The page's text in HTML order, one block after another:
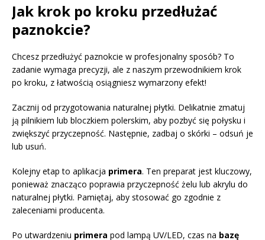
Jak krok po kroku przedłużać
paznokcie?
Chcesz przedłużyć paznokcie w profesjonalny sposób? To
zadanie wymaga precyzji, ale z naszym przewodnikiem krok
po kroku, z łatwością osiągniesz wymarzony efekt!
Zacznij od przygotowania naturalnej płytki. Delikatnie zmatuj
ją pilnikiem lub bloczkiem polerskim, aby pozbyć się połysku i
zwiększyć przyczepność. Następnie, zadbaj o skórki – odsuń je
lub usuń.
Kolejny etap to aplikacja primera. Ten preparat jest kluczowy,
ponieważ znacząco poprawia przyczepność żelu lub akrylu do
naturalnej płytki. Pamiętaj, aby stosować go zgodnie z
zaleceniami producenta.
Po utwardzeniu primera pod lampą UV/LED, czas na bazę